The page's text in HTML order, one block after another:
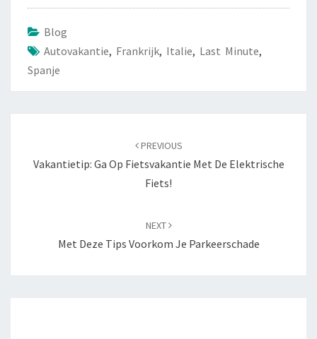
Blog
Autovakantie, Frankrijk, Italie, Last Minute,
Spanje
berichten
PREVIOUS
Vakantietip: Ga Op Fietsvakantie Met De Elektrische
Fiets!
NEXT
Met Deze Tips Voorkom Je Parkeerschade